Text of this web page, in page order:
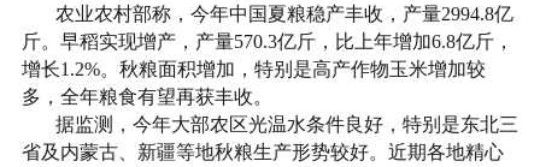
农业农村部称，今年中国夏粮稳产丰收，产量2994.8亿
斤。早稻实现增产，产量570.3亿斤，比上年增加6.8亿斤，
增长1.2%。秋粮面积增加，特别是高产作物玉米增加较
多，全年粮食有望再获丰收。
据监测，今年大部农区光温水条件良好，特别是东北三
省及内蒙古、新疆等地秋粮生产形势较好。近期各地精心